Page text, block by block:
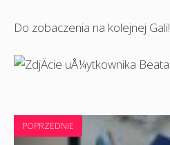
Do zobaczenia na kolejnej Gali!
POPRZEDNIE